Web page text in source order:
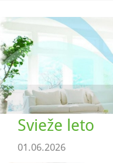
Svieže leto
01.06.2026